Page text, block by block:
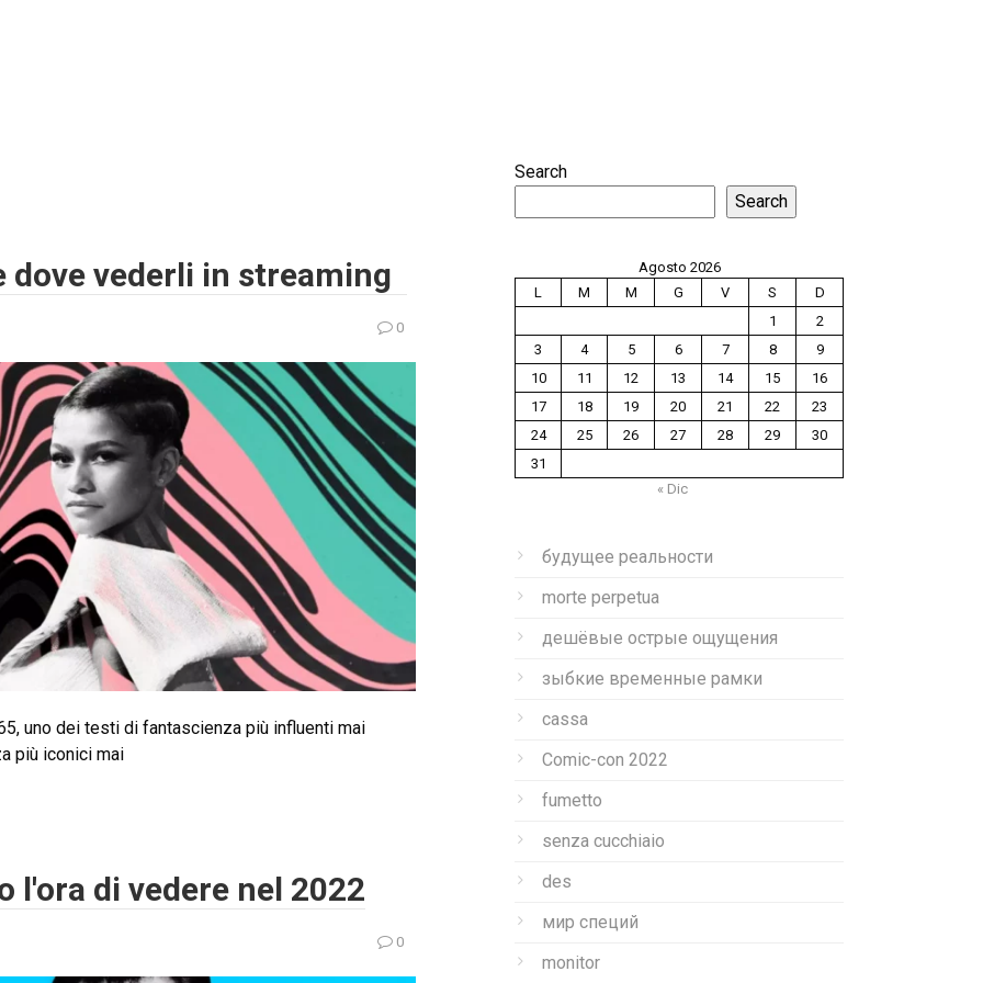
vederli in streaming
0
uno dei testi di fantascienza più influenti mai
più iconici mai
l'ora di vedere nel 2022
0
Search
Search
Agosto 2026
L
M M G V S
D
1
2
3
4 5 6 7 8
9
10
11 12 13 14 15
16
17
18 19 20 21 22
23
24
25 26 27 28 29
30
31
« Dic
будущее реальности
morte perpetua
дешёвые острые ощущения
зыбкие временные рамки
cassa
Comic-con 2022
fumetto
senza cucchiaio
des
мир специй
monitor